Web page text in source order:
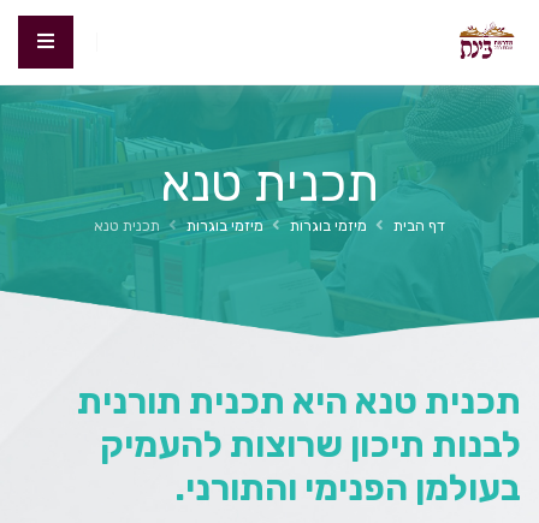
תכנית טנא
דף הבית מיזמי בוגרות מיזמי בוגרות תכנית טנא
תכנית טנא היא תכנית תורנית
לבנות תיכון שרוצות להעמיק
בעולמן הפנימי והתורני.